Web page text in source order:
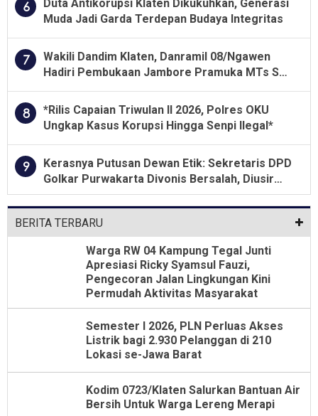
6
Duta Antikorupsi Klaten Dikukuhkan, Generasi
Muda Jadi Garda Terdepan Budaya Integritas
7
Wakili Dandim Klaten, Danramil 08/Ngawen
Hadiri Pembukaan Jambore Pramuka MTs Se-
8
*Rilis Capaian Triwulan II 2026, Polres OKU
Ungkap Kasus Korupsi Hingga Senpi Ilegal*
9
Kerasnya Putusan Dewan Etik: Sekretaris DPD
Golkar Purwakarta Divonis Bersalah, Diusir
Dari Jabatan Selama Empat Tahun
BERITA TERBARU
Warga RW 04 Kampung Tegal Junti
Apresiasi Ricky Syamsul Fauzi,
Pengecoran Jalan Lingkungan Kini
Permudah Aktivitas Masyarakat
Semester I 2026, PLN Perluas Akses
Listrik bagi 2.930 Pelanggan di 210
Lokasi se-Jawa Barat
Kodim 0723/Klaten Salurkan Bantuan Air
Bersih Untuk Warga Lereng Merapi